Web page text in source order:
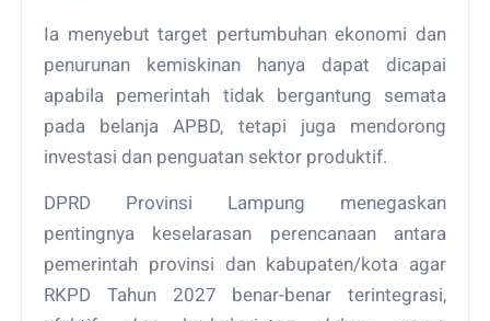
Ia menyebut target pertumbuhan ekonomi dan
penurunan kemiskinan hanya dapat dicapai
apabila pemerintah tidak bergantung semata
pada belanja APBD, tetapi juga mendorong
investasi dan penguatan sektor produktif.
DPRD Provinsi Lampung menegaskan
pentingnya keselarasan perencanaan antara
pemerintah provinsi dan kabupaten/kota agar
RKPD Tahun 2027 benar-benar terintegrasi,